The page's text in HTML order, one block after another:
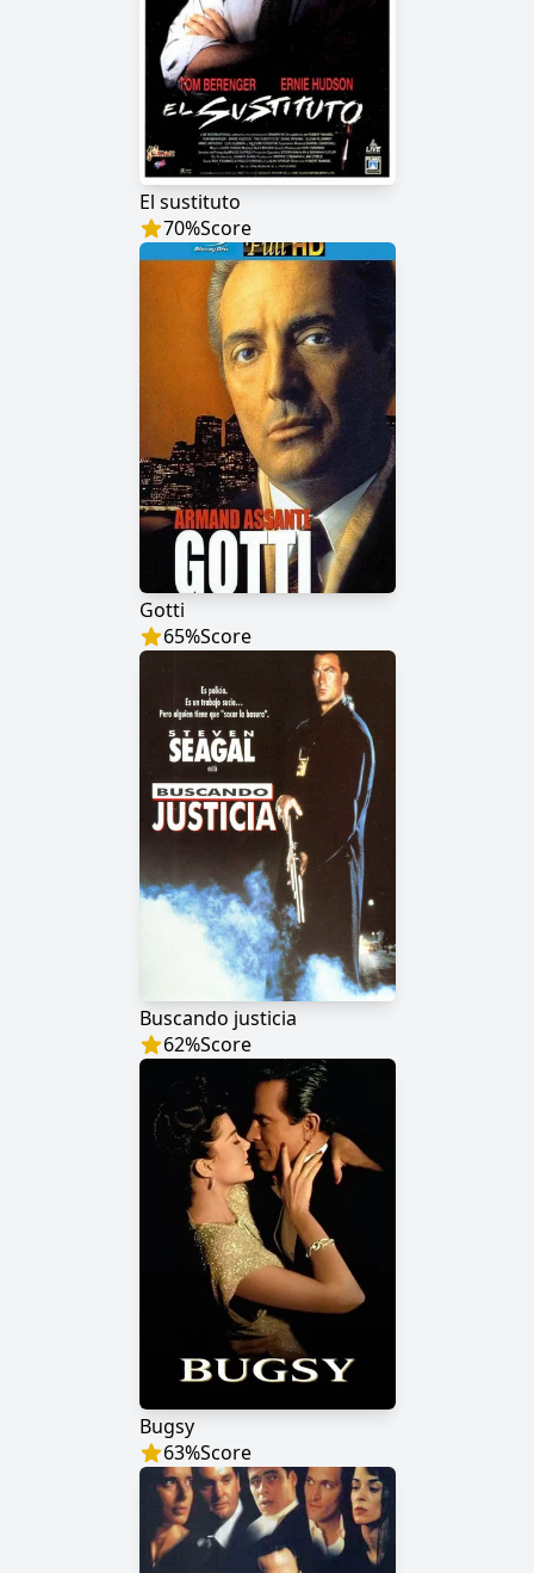
El sustituto
70%Score
Gotti
65%Score
Buscando justicia
62%Score
Bugsy
63%Score